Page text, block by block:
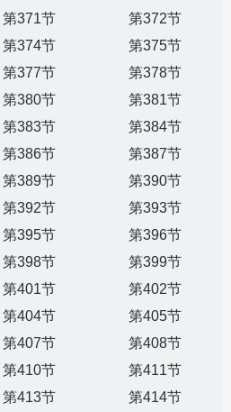
第371节
第372节
第374节
第375节
第377节
第378节
第380节
第381节
第383节
第384节
第386节
第387节
第389节
第390节
第392节
第393节
第395节
第396节
第398节
第399节
第401节
第402节
第404节
第405节
第407节
第408节
第410节
第411节
第413节 第414节